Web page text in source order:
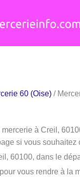
60 (Oise) /
à Creil,
si vous souhaitez
60100, dans le
vous rendre à la